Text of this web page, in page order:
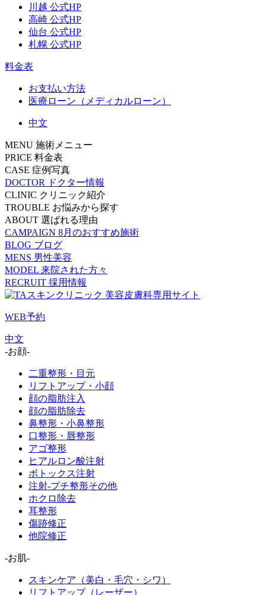
川越 公式HP
高崎 公式HP
仙台 公式HP
札幌 公式HP
料金表
お支払い方法
医療ローン（メディカルローン）
中文
MENU 施術メニュー
PRICE 料金表
CASE 症例写真
DOCTOR
ドクター情報
CLINIC クリニック紹介
TROUBLE お悩みから探す
ABOUT 選ばれる理由
CAMPAIGN 8月のおすすめ施術
BLOG ブログ
MENS 男性美容
MODEL 来院された方々
RECRUIT 採用情報
WEB予約
中文
-お顔-
二重整形・目元
リフトアップ・小顔
顔の脂肪注入
顔の脂肪除去
鼻整形・小鼻整形
口整形・唇整形
アゴ整形
ヒアルロン酸注射
ボトックス注射
注射-プチ整形その他
ホクロ除去
耳整形
傷跡修正
他院修正
-お肌-
スキンケア（美白・毛穴・シワ）
リフトアップ（レーザー）